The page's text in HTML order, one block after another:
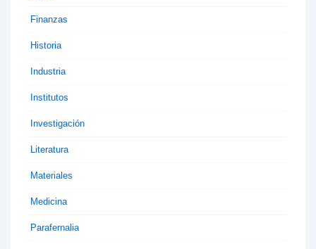
Finanzas
Historia
Industria
Institutos
Investigación
Literatura
Materiales
Medicina
Parafernalia